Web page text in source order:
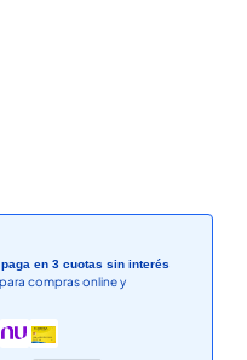
en 3 cuotas sin interés
compras online y